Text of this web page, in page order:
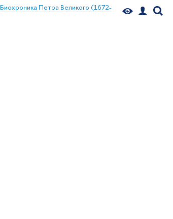
Биохроника Петра Великого (1672-